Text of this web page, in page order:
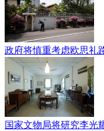
政府将慎重考虑欧思礼
国家文物局将研究李光